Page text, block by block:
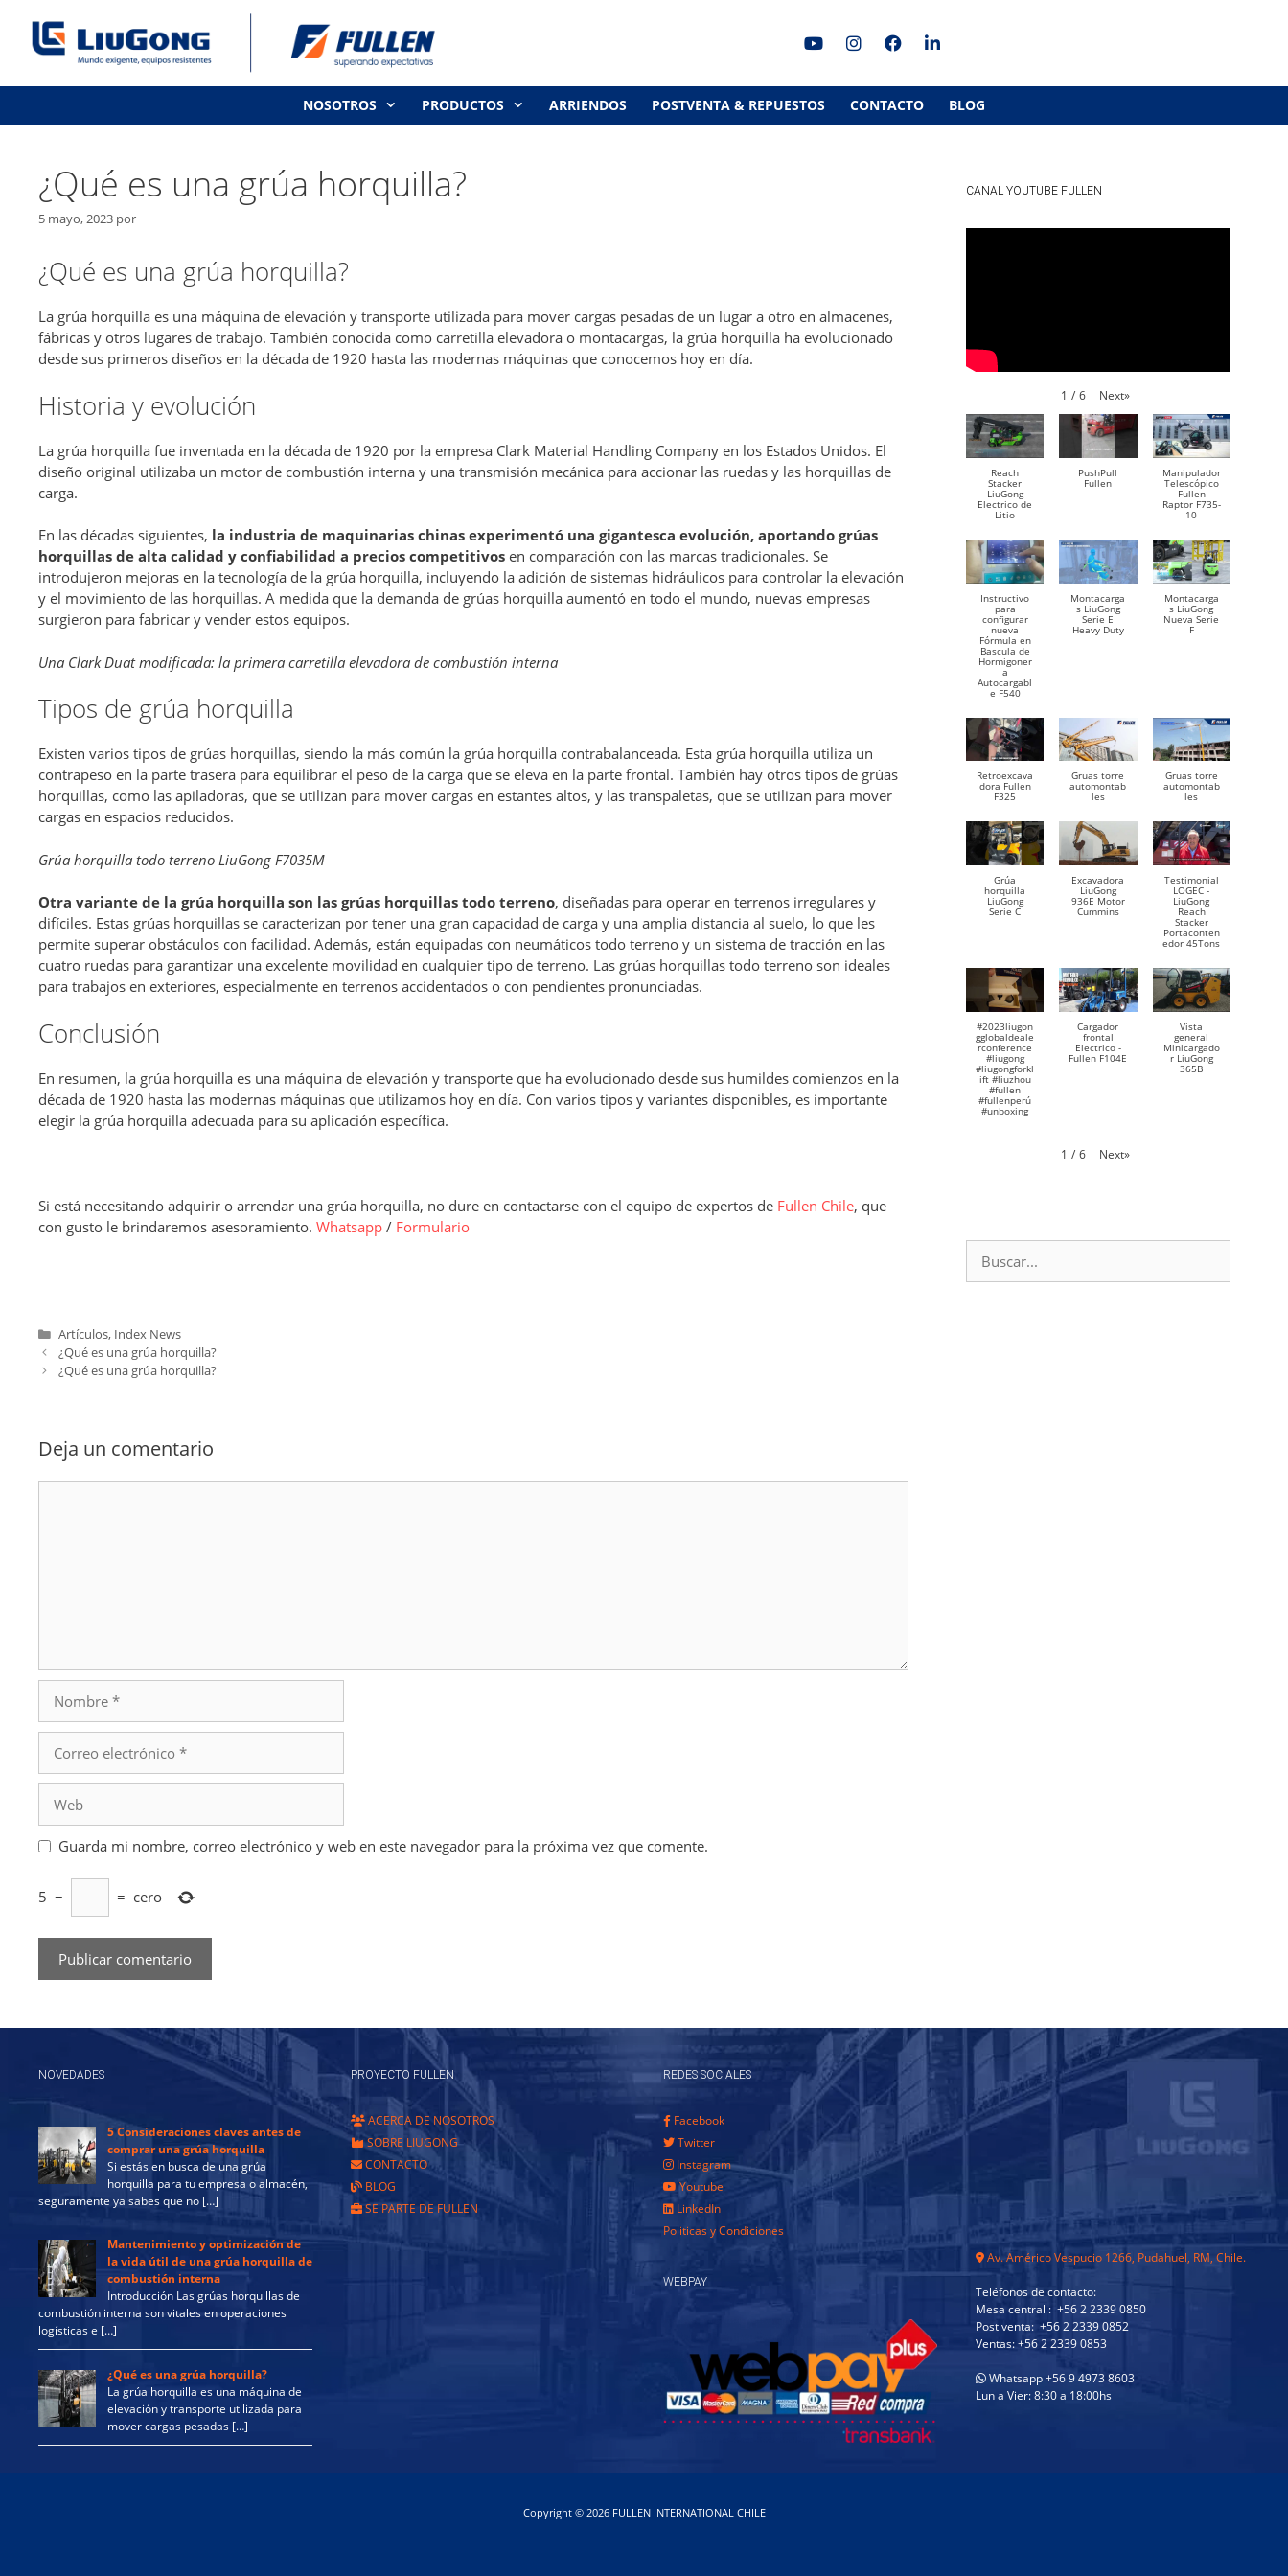
contenido
NOSOTROS PRODUCTOS ARRIENDOS POSTVENTA & REPUESTOS CONTACTO BLOG
¿Qué es una grúa horquilla?
5 mayo, 2023 por
¿Qué es una grúa horquilla?
La grúa horquilla es una máquina de elevación y transporte utilizada para mover cargas pesadas de un lugar a otro en almacenes,
fábricas y otros lugares de trabajo. También conocida como carretilla elevadora o montacargas, la grúa horquilla ha evolucionado
desde sus primeros diseños en la década de 1920 hasta las modernas máquinas que conocemos hoy en día.
Historia y evolución
La grúa horquilla fue inventada en la década de 1920 por la empresa Clark Material Handling Company en los Estados Unidos. El
diseño original utilizaba un motor de combustión interna y una transmisión mecánica para accionar las ruedas y las horquillas de
carga.
En las décadas siguientes, la industria de maquinarias chinas experimentó una gigantesca evolución, aportando grúas
horquillas de alta calidad y confiabilidad a precios competitivos en comparación con las marcas tradicionales. Se
introdujeron mejoras en la tecnología de la grúa horquilla, incluyendo la adición de sistemas hidráulicos para controlar la elevación
y el movimiento de las horquillas. A medida que la demanda de grúas horquilla aumentó en todo el mundo, nuevas empresas
surgieron para fabricar y vender estos equipos.
Una Clark Duat modificada: la primera carretilla elevadora de combustión interna
Tipos de grúa horquilla
Existen varios tipos de grúas horquillas, siendo la más común la grúa horquilla contrabalanceada. Esta grúa horquilla utiliza un
contrapeso en la parte trasera para equilibrar el peso de la carga que se eleva en la parte frontal. También hay otros tipos de grúas
horquillas, como las apiladoras, que se utilizan para mover cargas en estantes altos, y las transpaletas, que se utilizan para mover
cargas en espacios reducidos.
Grúa horquilla todo terreno LiuGong F7035M
Otra variante de la grúa horquilla son las grúas horquillas todo terreno, diseñadas para operar en terrenos irregulares y
difíciles. Estas grúas horquillas se caracterizan por tener una gran capacidad de carga y una amplia distancia al suelo, lo que les
permite superar obstáculos con facilidad. Además, están equipadas con neumáticos todo terreno y un sistema de tracción en las
cuatro ruedas para garantizar una excelente movilidad en cualquier tipo de terreno. Las grúas horquillas todo terreno son ideales
para trabajos en exteriores, especialmente en terrenos accidentados o con pendientes pronunciadas.
Conclusión
En resumen, la grúa horquilla es una máquina de elevación y transporte que ha evolucionado desde sus humildes comienzos en la
década de 1920 hasta las modernas máquinas que utilizamos hoy en día. Con varios tipos y variantes disponibles, es importante
elegir la grúa horquilla adecuada para su aplicación específica.
Si está necesitando adquirir o arrendar una grúa horquilla, no dure en contactarse con el equipo de expertos de Fullen Chile, que
con gusto le brindaremos asesoramiento. Whatsapp / Formulario
Categorías
Artículos, Index News
¿Qué es una grúa horquilla?
¿Qué es una grúa horquilla?
Deja un comentario
electrónico
Guarda mi nombre, correo electrónico y web en este navegador para la próxima vez que comente.
5 − = cero
CANAL YOUTUBE FULLEN
1 / 6 Next»
Reach
Stacker
LiuGong
Electrico de
Litio
PushPull
Fullen
Manipulador
Telescópico
Fullen
Raptor F735-
10
Instructivo
para
configurar
nueva
Fórmula en
Bascula de
Hormigoner
a
Autocargabl
e F540
Montacarga
s LiuGong
Serie E
Heavy Duty
Montacarga
s LiuGong
Nueva Serie
F
Retroexcava
dora Fullen
F325
Gruas torre
automontab
les
Gruas torre
automontab
les
Grúa
horquilla
LiuGong
Serie C
Excavadora
LiuGong
936E Motor
Cummins
Testimonial
LOGEC -
LiuGong
Reach
Stacker
Portaconten
edor 45Tons
#2023liugon
gglobaldeale
rconference
#liugong
#liugongforkl
ift #liuzhou
#fullen
#fullenperú
#unboxing
Cargador
frontal
Electrico -
Fullen F104E
Vista
general
Minicargado
r LiuGong
365B
1 / 6 Next»
NOVEDADES
5 Consideraciones claves antes de
comprar una grúa horquilla
Si estás en busca de una grúa
horquilla para tu empresa o almacén,
seguramente ya sabes que no […]
Mantenimiento y optimización de
la vida útil de una grúa horquilla de
combustión interna
Introducción Las grúas horquillas de
combustión interna son vitales en operaciones
logísticas e […]
¿Qué es una grúa horquilla?
La grúa horquilla es una máquina de
elevación y transporte utilizada para
mover cargas pesadas […]
PROYECTO FULLEN
ACERCA DE NOSOTROS
SOBRE LIUGONG
CONTACTO
BLOG
SE PARTE DE FULLEN
REDES SOCIALES
Facebook
Twitter
Instagram
Youtube
LinkedIn
Politicas y Condiciones
WEBPAY
Av. Américo Vespucio 1266, Pudahuel, RM, Chile.
Teléfonos de contacto:
Mesa central : +56 2 2339 0850
Post venta: +56 2 2339 0852
Ventas: +56 2 2339 0853
Whatsapp +56 9 4973 8603
Lun a Vier: 8:30 a 18:00hs
Copyright © 2026 FULLEN INTERNATIONAL CHILE